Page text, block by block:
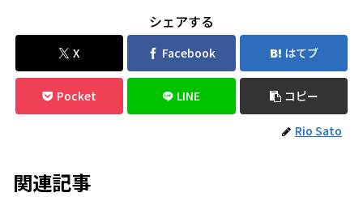
シェアする
X Facebook はてブ
Pocket LINE コピー
Rio Sato
関連記事